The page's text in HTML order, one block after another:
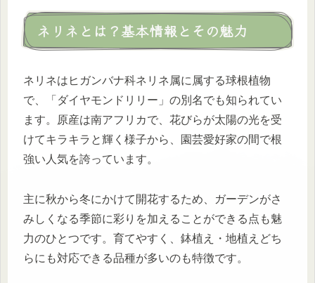
ネリネとは？基本情報とその魅力
ネリネはヒガンバナ科ネリネ属に属する球根植物
で、「ダイヤモンドリリー」の別名でも知られてい
ます。原産は南アフリカで、花びらが太陽の光を受
けてキラキラと輝く様子から、園芸愛好家の間で根
強い人気を誇っています。
主に秋から冬にかけて開花するため、ガーデンがさ
みしくなる季節に彩りを加えることができる点も魅
力のひとつです。育てやすく、鉢植え・地植えどち
らにも対応できる品種が多いのも特徴です。